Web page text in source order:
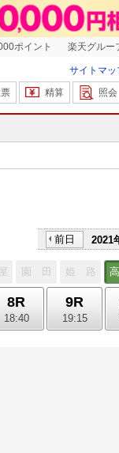
ポイント 楽天グルー
サイトマッ
精算 照会
前日 2021
園 田 姫 路
8R
18:40
9R
19:15